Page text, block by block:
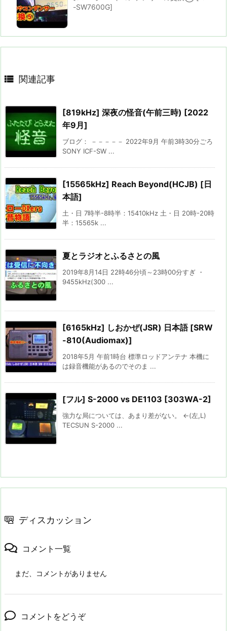
-SW7600G]
 関連記事
[819kHz] 深夜の怪音(午前三時) [2022
年9月]
ブログ： －－－－－ 2022年9月 午前3時30分ごろ
SONY ICF-SW ...
[15565kHz] Reach Beyond(HCJB) [日
本語]
土・日 7時半-8時半：15410kHz 土・日 20時-20時
半：15565k ...
夏とラジオとふるさとの風
2019年8月14日 22時46分頃～23時00分すぎ ・
9455kHz(300 ...
[6165kHz] しおかぜ(JSR) 日本語 [SRW
-810(Audiomax)]
2018年5月 午前1時台 標準ロッドアンテナ 本機に
は録音機能があるのでそのま ...
[フル] S-2000 vs DE1103 [303WA-2]
強力な局については、あまり差がない。 ←(左,L)
TECSUN S-2000 ...
ディスカッション
コメント一覧
まだ、コメントがありません
コメントをどうぞ